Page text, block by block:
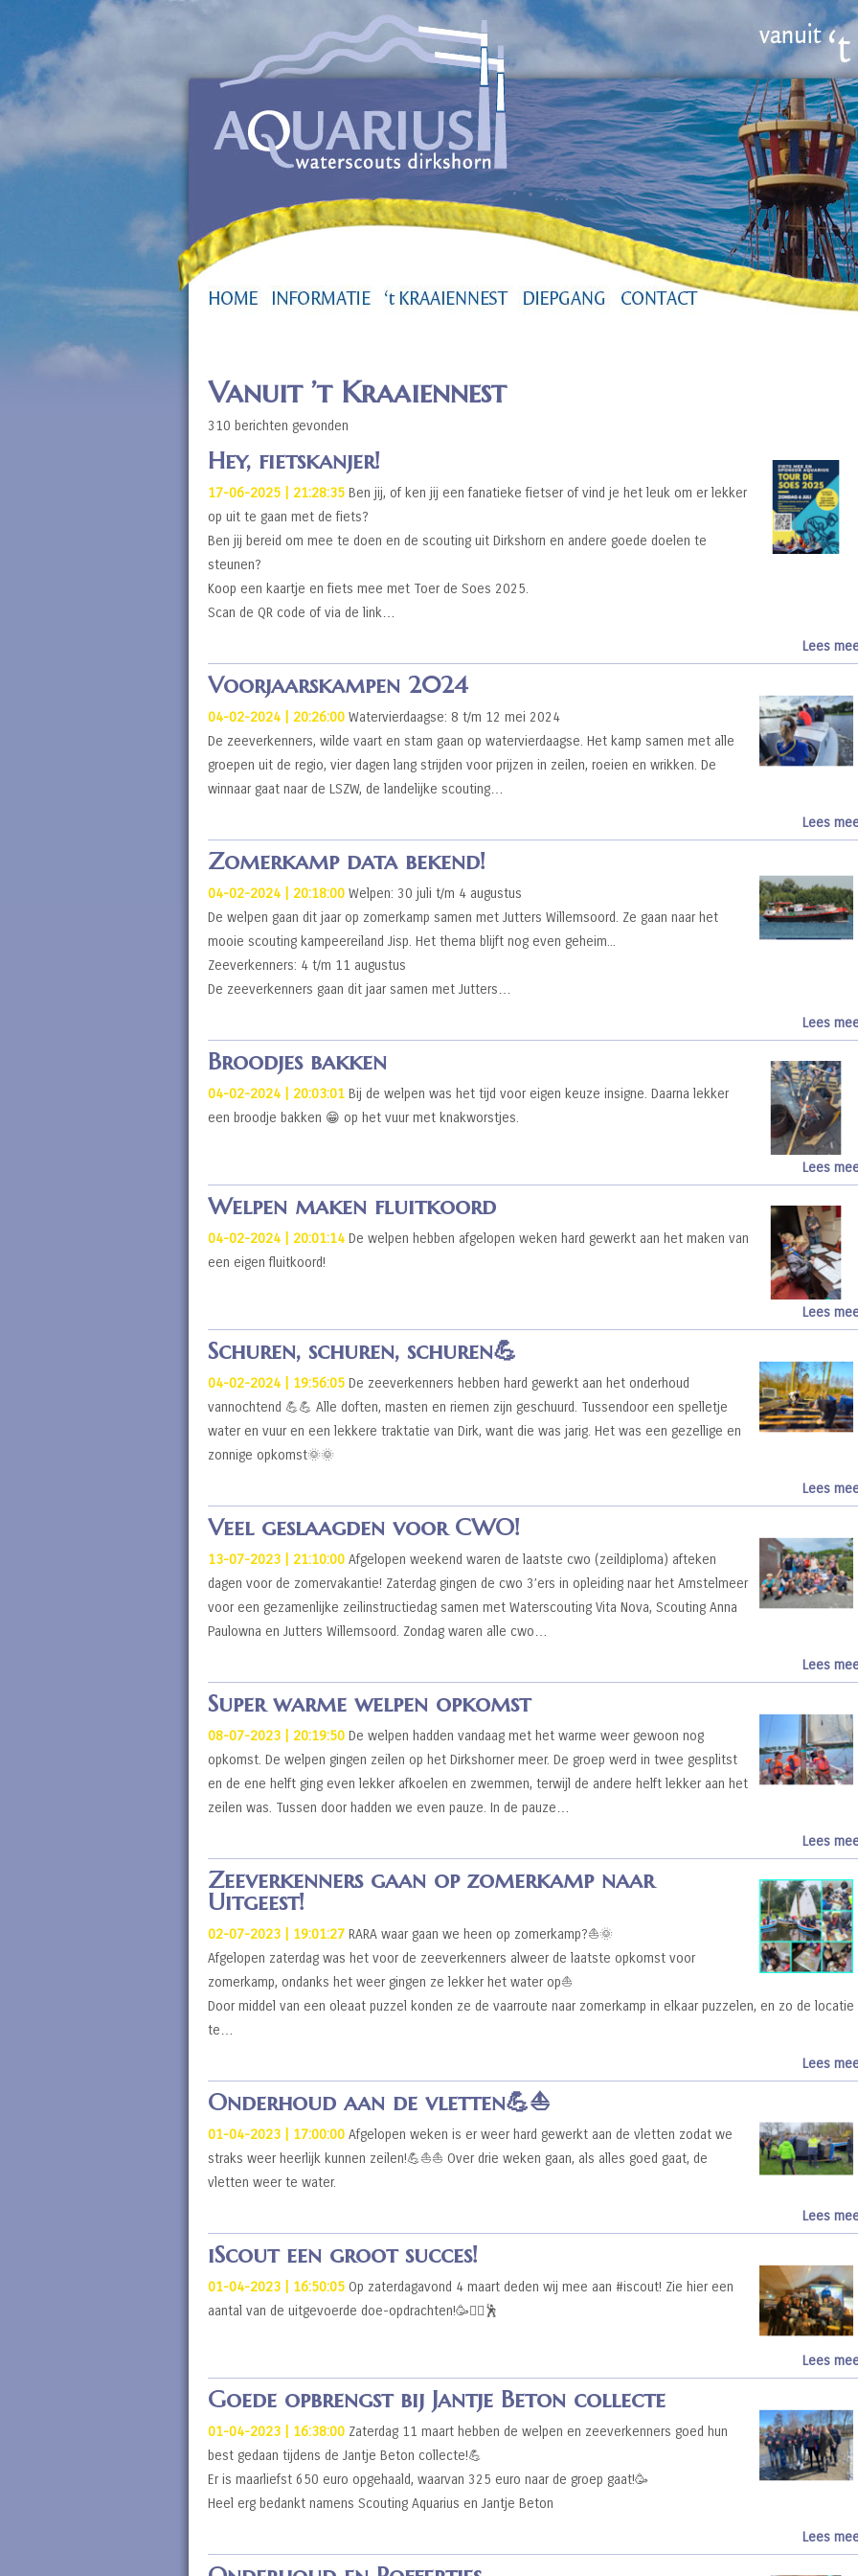
Vanuit ’t Kraaiennest
310 berichten gevonden
Hey, fietskanjer!
17-06-2025 | 21:28:35 Ben jij, of ken jij een fanatieke fietser of vind je het leuk om er lekker
op uit te gaan met de fiets?
Ben jij bereid om mee te doen en de scouting uit Dirkshorn en andere goede doelen te
steunen?
Koop een kaartje en fiets mee met Toer de Soes 2025.
Scan de QR code of via de link…
Lees
Voorjaarskampen 2024
04-02-2024 | 20:26:00 Watervierdaagse: 8 t/m 12 mei 2024
De zeeverkenners, wilde vaart en stam gaan op watervierdaagse. Het kamp samen met alle
groepen uit de regio, vier dagen lang strijden voor prijzen in zeilen, roeien en wrikken. De
winnaar gaat naar de LSZW, de landelijke scouting…
Lees
Zomerkamp data bekend!
04-02-2024 | 20:18:00 Welpen: 30 juli t/m 4 augustus
De welpen gaan dit jaar op zomerkamp samen met Jutters Willemsoord. Ze gaan naar het
mooie scouting kampeereiland Jisp. Het thema blijft nog even geheim...
Zeeverkenners: 4 t/m 11 augustus
De zeeverkenners gaan dit jaar samen met Jutters…
Lees
Broodjes bakken
04-02-2024 | 20:03:01 Bij de welpen was het tijd voor eigen keuze insigne. Daarna lekker
een broodje bakken 😁 op het vuur met knakworstjes.
Lees
Welpen maken fluitkoord
04-02-2024 | 20:01:14 De welpen hebben afgelopen weken hard gewerkt aan het maken van
een eigen fluitkoord!
Lees
Schuren, schuren, schuren💪
04-02-2024 | 19:56:05 De zeeverkenners hebben hard gewerkt aan het onderhoud
vannochtend 💪💪 Alle doften, masten en riemen zijn geschuurd. Tussendoor een spelletje
water en vuur en een lekkere traktatie van Dirk, want die was jarig. Het was een gezellige en
zonnige opkomst🌞🌞
Lees
Veel geslaagden voor CWO!
13-07-2023 | 21:10:00 Afgelopen weekend waren de laatste cwo (zeildiploma) afteken
dagen voor de zomervakantie! Zaterdag gingen de cwo 3’ers in opleiding naar het Amstelmeer
voor een gezamenlijke zeilinstructiedag samen met Waterscouting Vita Nova, Scouting Anna
Paulowna en Jutters Willemsoord. Zondag waren alle cwo…
Lees
Super warme welpen opkomst
08-07-2023 | 20:19:50 De welpen hadden vandaag met het warme weer gewoon nog
opkomst. De welpen gingen zeilen op het Dirkshorner meer. De groep werd in twee gesplitst
en de ene helft ging even lekker afkoelen en zwemmen, terwijl de andere helft lekker aan het
zeilen was. Tussen door hadden we even pauze. In de pauze…
Lees
Zeeverkenners gaan op zomerkamp naar
Uitgeest!
02-07-2023 | 19:01:27 RARA waar gaan we heen op zomerkamp?⛵️🌞
Afgelopen zaterdag was het voor de zeeverkenners alweer de laatste opkomst voor
zomerkamp, ondanks het weer gingen ze lekker het water op⛵️
Door middel van een oleaat puzzel konden ze de vaarroute naar zomerkamp in elkaar puzzelen, en zo de locatie
te…
Lees
Onderhoud aan de vletten💪⛵️
01-04-2023 | 17:00:00 Afgelopen weken is er weer hard gewerkt aan de vletten zodat we
straks weer heerlijk kunnen zeilen!💪⛵️⛵️ Over drie weken gaan, als alles goed gaat, de
vletten weer te water.
Lees
iScout een groot succes!
01-04-2023 | 16:50:05 Op zaterdagavond 4 maart deden wij mee aan #iscout! Zie hier een
aantal van de uitgevoerde doe-opdrachten!🥳🏃‍♀️🕺
Lees
Goede opbrengst bij Jantje Beton collecte
01-04-2023 | 16:38:00 Zaterdag 11 maart hebben de welpen en zeeverkenners goed hun
best gedaan tijdens de Jantje Beton collecte!💪
Er is maarliefst 650 euro opgehaald, waarvan 325 euro naar de groep gaat!🥳
Heel erg bedankt namens Scouting Aquarius en Jantje Beton
Lees